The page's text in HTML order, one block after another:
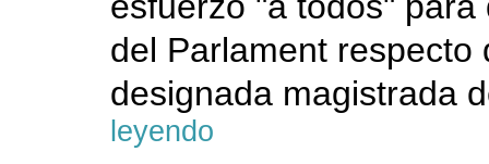
del Parlament
designada magistrada
leyendo